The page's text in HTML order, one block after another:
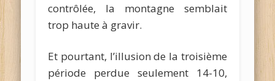
contrôlée, la montagne semblait
trop haute à gravir.
Et pourtant, l’illusion de la troisième
période perdue seulement 14-10,